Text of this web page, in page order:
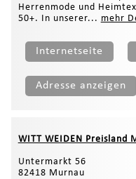
Herrenmode und
50+. In unserer... mehr
Internetseite
Adresse anzeigen
WITT WEIDEN Preisland
Untermarkt 56
82418 Murnau